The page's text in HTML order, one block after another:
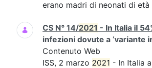
erano madri di neonati di
CS N° 14/2021 - In Italia il
infezioni dovute a ‘variante
Contenuto Web
ISS, 2 marzo 2021 - In Italia